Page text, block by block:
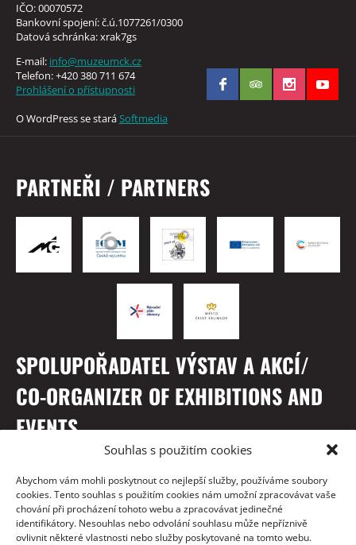
Souhlas s použitím cookies
Abychom vám mohli poskytnout co nejlepší služby, používáme soubory
cookies. Tento souhlas s použitím cookies nám umožní zpracovávat vaše
chování při procházení tohoto webu a zpracovávat jedinečné
identifikátory. Nesouhlas nebo odvolání souhlasu může nepříznivě
ovlivnit některé vlastnosti nebo služby poskytované na tomto webu.
IČO: 00070572
Bankovní spojení: č.ú.1077261/0300
Datová schránka: xrak7gs
E-mail: info@muzeumck.cz
Telefon: +420 380 711 674
Prohlášení o přístupnosti
O WordPress se staráSoftmedia
PARTNEŘI / PARTNERS
SPOLUPOŘADATEL VÝSTAV A AKCÍ/
CO-ORGANIZER OF EXHIBITIONS AND
EVENTS